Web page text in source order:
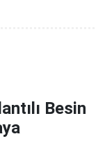
Besin